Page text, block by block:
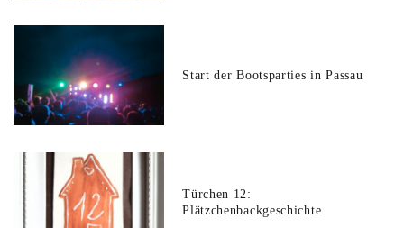
Start der Bootsparties in Passau
Türchen 12:
Plätzchenbackgeschichte